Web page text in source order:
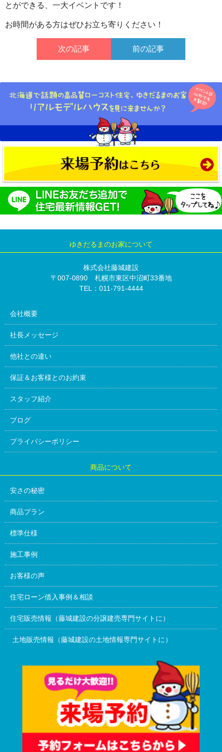
とができる、一大イベントです！
お時間がある方はぜひお立ち寄りください！
次の記事 前の記事
ゆきだるまのお家について
株式会社藤城建設
〒007-0890 札幌市東区中沼町33番地
TEL：011-791-4444
会社概要
社長メッセージ
他社との違い
保証＆お客様とのお約束
スタッフ紹介
ブログ
プライバシーポリシー
商品について
安さの秘密
商品プラン
標準仕様
施工事例
お客様の声
住宅ローン借入事例＆相談
住宅販売情報（藤城建設の分譲建売専門サイトに）
土地販売情報（藤城建設の土地情報専門サイトに）